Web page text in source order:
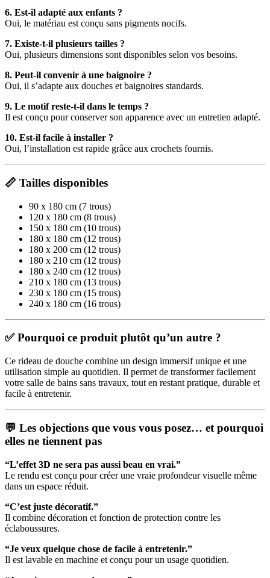
6. Est-il adapté aux enfants ?
Oui, le matériau est conçu sans pigments nocifs.
7. Existe-t-il plusieurs tailles ?
Oui, plusieurs dimensions sont disponibles selon vos besoins.
8. Peut-il convenir à une baignoire ?
Oui, il s’adapte aux douches et baignoires standards.
9. Le motif reste-t-il dans le temps ?
Il est conçu pour conserver son apparence avec un entretien adapté.
10. Est-il facile à installer ?
Oui, l’installation est rapide grâce aux crochets fournis.
📏 Tailles disponibles
90 x 180 cm (7 trous)
120 x 180 cm (8 trous)
150 x 180 cm (10 trous)
180 x 180 cm (12 trous)
180 x 200 cm (12 trous)
180 x 210 cm (12 trous)
180 x 240 cm (12 trous)
210 x 180 cm (13 trous)
230 x 180 cm (15 trous)
240 x 180 cm (16 trous)
✅ Pourquoi ce produit plutôt qu’un autre ?
Ce rideau de douche combine un design immersif unique et une
utilisation simple au quotidien. Il permet de transformer facilement
votre salle de bains sans travaux, tout en restant pratique, durable et
facile à entretenir.
💬 Les objections que vous vous posez… et pourquoi
elles ne tiennent pas
“L’effet 3D ne sera pas aussi beau en vrai.”
Le rendu est conçu pour créer une vraie profondeur visuelle même
dans un espace réduit.
“C’est juste décoratif.”
Il combine décoration et fonction de protection contre les
éclaboussures.
“Je veux quelque chose de facile à entretenir.”
Il est lavable en machine et conçu pour un usage quotidien.